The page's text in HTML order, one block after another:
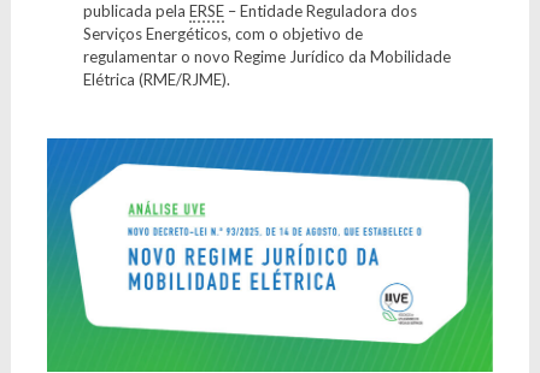
publicada pela ERSE– Entidade Reguladora dos
Serviços Energéticos, com o objetivo de
regulamentar o novo Regime Jurídico da Mobilidade
Elétrica (RME/RJME).